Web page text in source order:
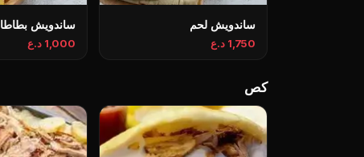
ساندويش لحم
1,750 د.ع
ساندويش بطاطا
1,000 د.ع
کص